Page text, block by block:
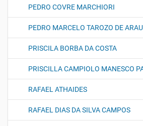
PEDRO COVRE MARCHIORI
PEDRO MARCELO TAROZO DE
PRISCILA BORBA DA COSTA
PRISCILLA CAMPIOLO MANESCO
RAFAEL ATHAIDES
RAFAEL DIAS DA SILVA CAMPOS